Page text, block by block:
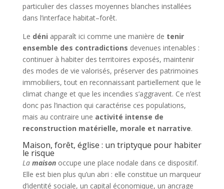
particulier des classes moyennes blanches installées
dans l’interface habitat–forêt.
Le déni apparaît ici comme une manière de tenir
ensemble des contradictions devenues intenables :
continuer à habiter des territoires exposés, maintenir
des modes de vie valorisés, préserver des patrimoines
immobiliers, tout en reconnaissant partiellement que le
climat change et que les incendies s’aggravent. Ce n’est
donc pas l’inaction qui caractérise ces populations,
mais au contraire une activité intense de
reconstruction matérielle, morale et narrative.
Maison, forêt, église : un triptyque pour habiter
le risque
La maisonoccupe une place nodale dans ce dispositif.
Elle est bien plus qu’un abri : elle constitue un marqueur
d’identité sociale, un capital économique, un ancrage